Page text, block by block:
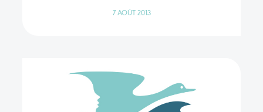
7 AOÛT 2013